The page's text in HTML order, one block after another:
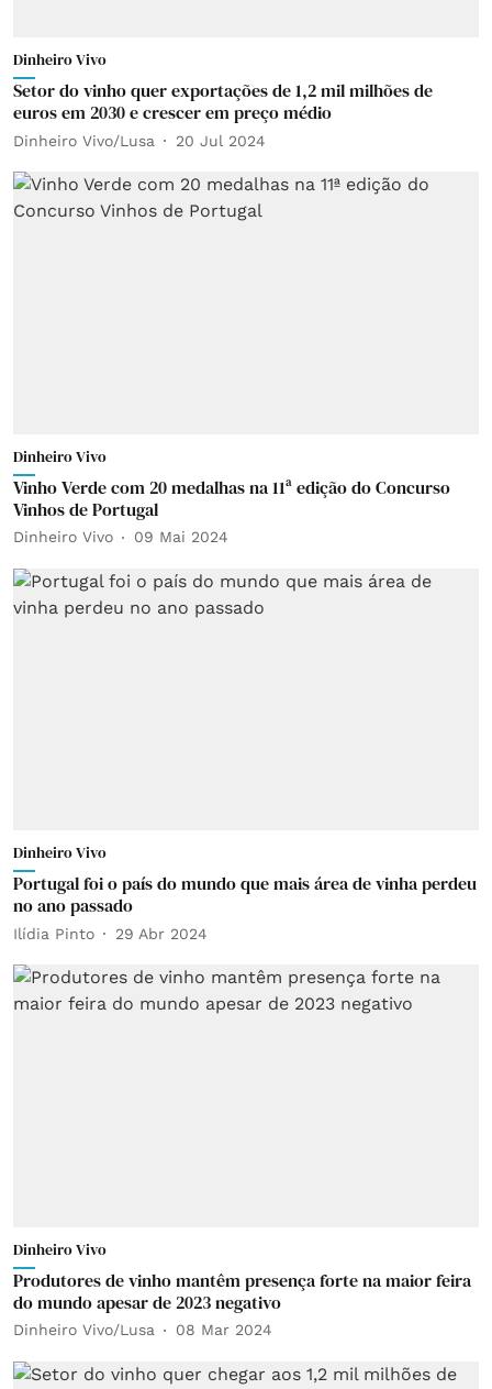
Dinheiro Vivo
Setor do vinho quer exportações de 1,2 mil milhões de
euros em 2030 e crescer em preço médio
Dinheiro Vivo/Lusa 20 Jul 2024
Dinheiro Vivo
Vinho Verde com 20 medalhas na 11ª edição do Concurso
Vinhos de Portugal
Dinheiro Vivo 09 Mai 2024
Dinheiro Vivo
Portugal foi o país do mundo que mais área de vinha perdeu
no ano passado
Ilídia Pinto 29 Abr 2024
Dinheiro Vivo
Produtores de vinho mantêm presença forte na maior feira
do mundo apesar de 2023 negativo
Dinheiro Vivo/Lusa 08 Mar 2024